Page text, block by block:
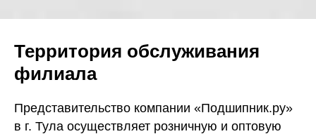
Территория обслуживания
филиала
Представительство компании «Подшипник.ру»
в г. Тула осуществляет розничную и оптовую